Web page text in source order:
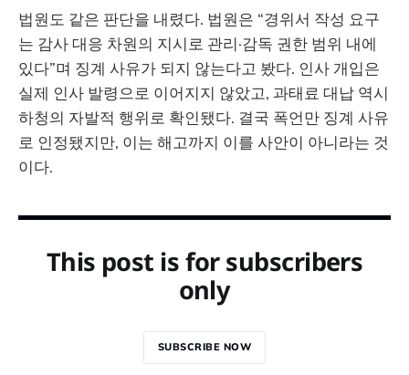
법원도 같은 판단을 내렸다. 법원은 “경위서 작성 요구
는 감사 대응 차원의 지시로 관리·감독 권한 범위 내에
있다”며 징계 사유가 되지 않는다고 봤다. 인사 개입은
실제 인사 발령으로 이어지지 않았고, 과태료 대납 역시
하청의 자발적 행위로 확인됐다. 결국 폭언만 징계 사유
로 인정됐지만, 이는 해고까지 이를 사안이 아니라는 것
이다.
This post is for subscribers
only
SUBSCRIBE NOW